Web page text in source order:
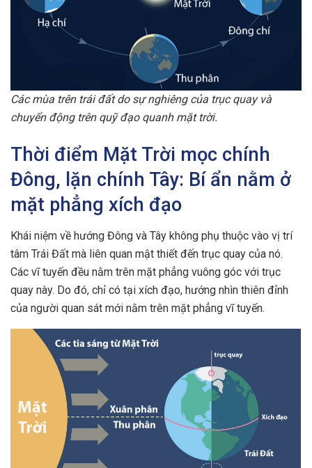
Các mùa trên trái đất do sự nghiêng của trục quay và
chuyển động trên quỹ đạo quanh mặt trời.
Thời điểm Mặt Trời mọc chính
Đông, lặn chính Tây: Bí ẩn nằm ở
mặt phẳng xích đạo
Khái niệm về hướng Đông và Tây không phụ thuộc vào vị trí
tâm Trái Đất mà liên quan mật thiết đến trục quay của nó.
Các vĩ tuyến đều nằm trên mặt phẳng vuông góc với trục
quay này. Do đó, chỉ có tại xích đạo, hướng nhìn thiên đỉnh
của người quan sát mới nằm trên mặt phẳng vĩ tuyến.